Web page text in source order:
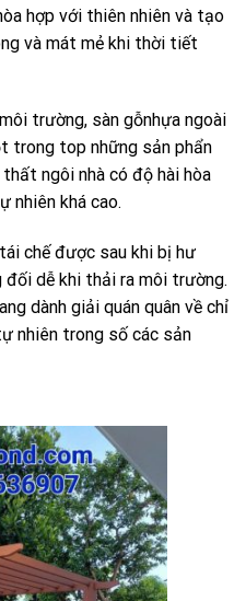
hợp với thiên nhiên và tạo
và mát mẻ khi thời tiết
trường, sàn gỗnhựa ngoài
trong top những sản phẩn
ngôi nhà có độ hài hòa
nhiên khá cao.
chế được sau khi bị hư
đối dễ khi thải ra môi trường.
dành giải quán quân về chỉ
nhiên trong số các sản